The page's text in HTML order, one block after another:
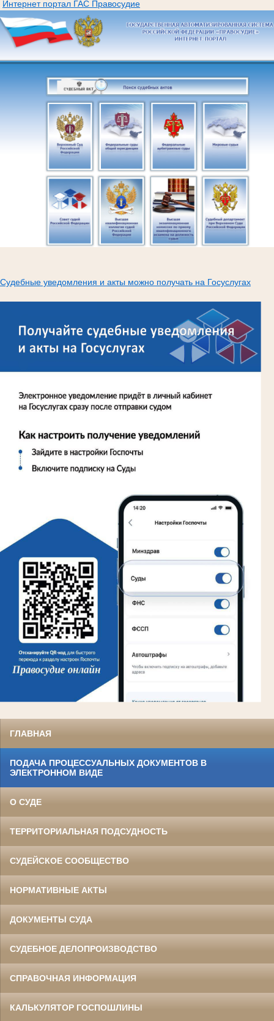
Интернет портал ГАС Правосудие
Судебные уведомления и акты можно получать на Госуслугах
ГЛАВНАЯ
ПОДАЧА ПРОЦЕССУАЛЬНЫХ ДОКУМЕНТОВ В
ЭЛЕКТРОННОМ ВИДЕ
О СУДЕ
ТЕРРИТОРИАЛЬНАЯ ПОДСУДНОСТЬ
СУДЕЙСКОЕ СООБЩЕСТВО
НОРМАТИВНЫЕ АКТЫ
ДОКУМЕНТЫ СУДА
СУДЕБНОЕ ДЕЛОПРОИЗВОДСТВО
СПРАВОЧНАЯ ИНФОРМАЦИЯ
КАЛЬКУЛЯТОР ГОСПОШЛИНЫ